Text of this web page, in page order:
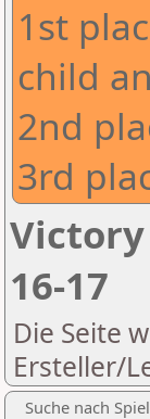
1st
child
2nd
3rd
Victory
16-17
Die Seite
Ersteller/
Suche nach